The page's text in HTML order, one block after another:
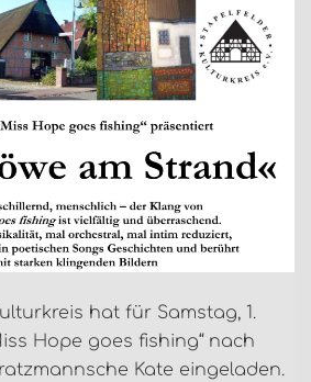
hat für Samstag, 1.
Hope goes fishing“ nach
Kate eingeladen.